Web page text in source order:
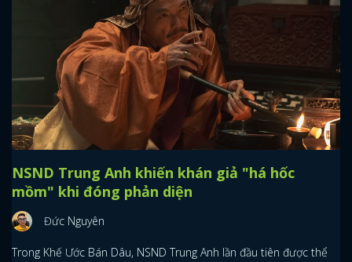
NSND Trung Anh khiến khán giả "há hốc
mồm" khi đóng phản diện
Đức Nguyên
Trong Khế Ước Bán Dâu, NSND Trung Anh lần đầu tiên được thể